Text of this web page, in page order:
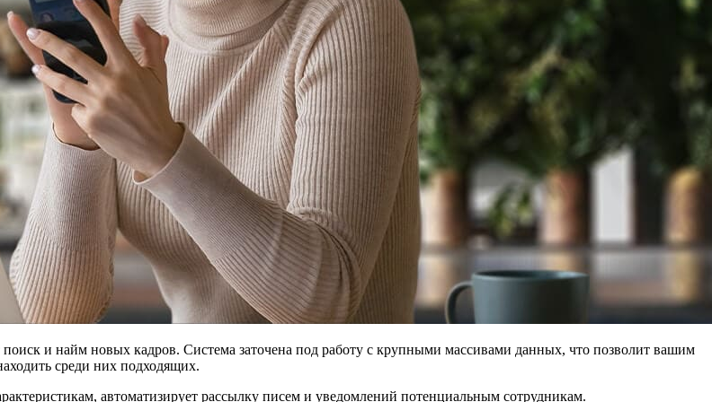
и найм новых кадров. Система заточена под работу с крупными массивами данных, что позволит вашим
среди них подходящих.
автоматизирует рассылку писем и уведомлений потенциальным сотрудникам.